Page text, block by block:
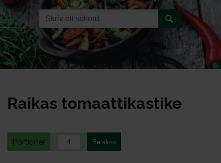
Rai­kas to­maat­ti­kas­ti­ke
Portioner